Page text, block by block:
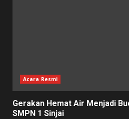
Acara Resmi
Gerakan Hemat Air Menjadi
SMPN 1 Sinjai